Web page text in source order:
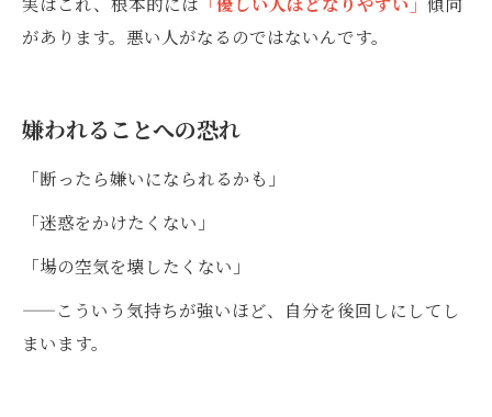
があります。悪い人がなるのではないんです。
嫌われることへの恐れ
「断ったら嫌いになられるかも」
「迷惑をかけたくない」
「場の空気を壊したくない」
——こういう気持ちが強いほど、自分を後回しにしてし
まいます。